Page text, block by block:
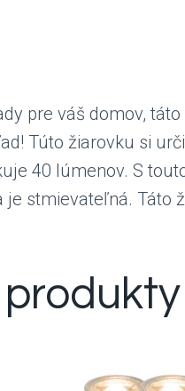
pre váš domov,
Túto žiarovku si
40 lúmenov. S
stmievateľná. Táto